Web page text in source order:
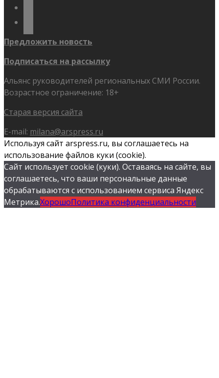
Предложить новость
Подписаться на рассылку
Альянс руководителей региональных СМИ России.
Возрастное ограничение: 18+
Старая версия сайта
E-mail: milana@arspress.ru
Используя сайт arspress.ru, вы соглашаетесь на
использование файлов куки (cookie).
Сайт использует cookie (куки). Оставаясь на сайте, вы
соглашаетесь, что ваши персональные данные
обрабатываются с использованием сервиса Яндекс
Метрика.ХорошоПолитика конфиденциальности